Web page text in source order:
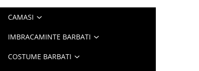
CAMASI
IMBRACAMINTE BARBATI
COSTUME BARBATI